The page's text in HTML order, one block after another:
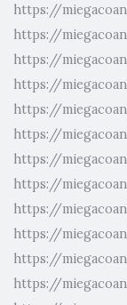
https://
https://
https://
https://
https://
https://
https://
https://
https://
https://
https://
https://